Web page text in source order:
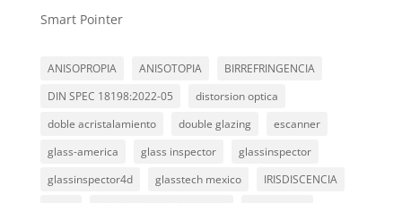
Smart Pointer
ANISOPROPIA ANISOTOPIA
BIRREFRINGENCIA
DIN SPEC 18198:2022-05
distorsion optica
doble acristalamiento
double glazing
escanner
glass-america
glass inspector
glassinspector
glassinspector4d
glasstech mexico
IRISDISCENCIA